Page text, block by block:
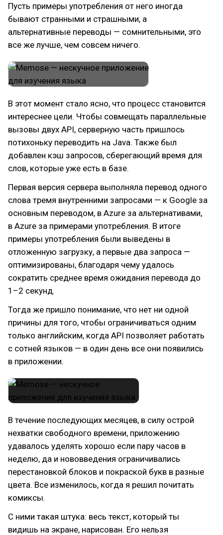
Пусть примеры употребления от него иногда
бывают странными и страшными, а
альтернативные переводы — сомнительными, это
все же лучше, чем совсем ничего.
В этот момент стало ясно, что процесс становится
интереснее цели. Чтобы совмещать параллельные
вызовы двух API, серверную часть пришлось
потихоньку переводить на Java. Также был
добавлен кэш запросов, сберегающий время для
слов, которые уже есть в базе.
Первая версия сервера выполняла перевод одного
слова тремя внутренними запросами — к Google за
основным переводом, в Azure за альтернативами,
в Azure за примерами употребления. В итоге
примеры употребления были выведены в
отложенную загрузку, а первые два запроса —
оптимизированы, благодаря чему удалось
сократить среднее время ожидания перевода до
1–2 секунд.
Тогда же пришло понимание, что нет ни одной
причины для того, чтобы ограничиваться одним
только английским, когда API позволяет работать
с сотней языков — в один день все они появились
в приложении.
В течение последующих месяцев, в силу острой
нехватки свободного времени, приложению
удавалось уделять хорошо если пару часов в
неделю, да и нововведения ограничивались
перестановкой блоков и покраской букв в разные
цвета. Все изменилось, когда я решил почитать
комиксы.
С ними такая штука: весь текст, который ты
видишь на экране, нарисован. Его нельзя